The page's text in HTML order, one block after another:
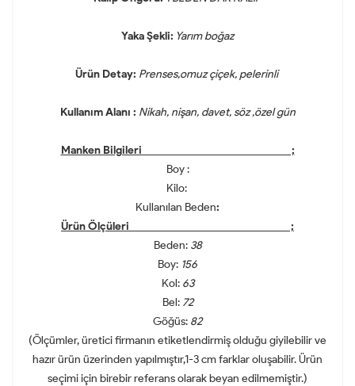
Yaka Şekli: Yarım boğaz
Ürün Detay: Prenses,omuz çiçek, pelerinli
Kullanım Alanı : Nikah, nişan, davet, söz ,özel gün
Manken Bilgileri ;
Boy :
Kilo:
Kullanılan Beden:
Ürün Ölçüleri ;
Beden:38
Boy: 156
Kol:63
Bel:72
Göğüs: 82
(Ölçümler, üretici firmanın etiketlendirmiş olduğu giyilebilir ve
hazır ürün üzerinden yapılmıştır,1-3 cm farklar oluşabilir. Ürün
seçimi için birebir referans olarak beyan edilmemiştir.)